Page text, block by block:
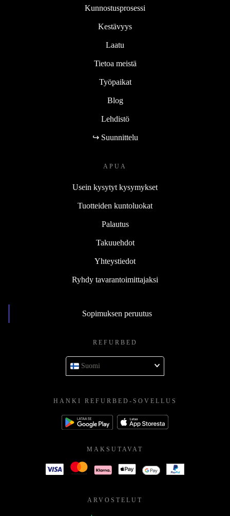
Kunnostusprosessi
Kestävyys
Laatu
Tietoa meistä
Työpaikat
Blog
Lehdistö
↪ Suunnittelu
APUA
Usein kysytyt kysymykset
Tuotteiden kuntoluokat
Palautus
Takuuehdot
Yhteystiedot
Ryhdy tavarantoimittajaksi
Sopimuksen peruutus
REFURBED
Suomi
HANKI REFURBED-SOVELLUS
MAKSUTAVAT
ARVOSTELUT